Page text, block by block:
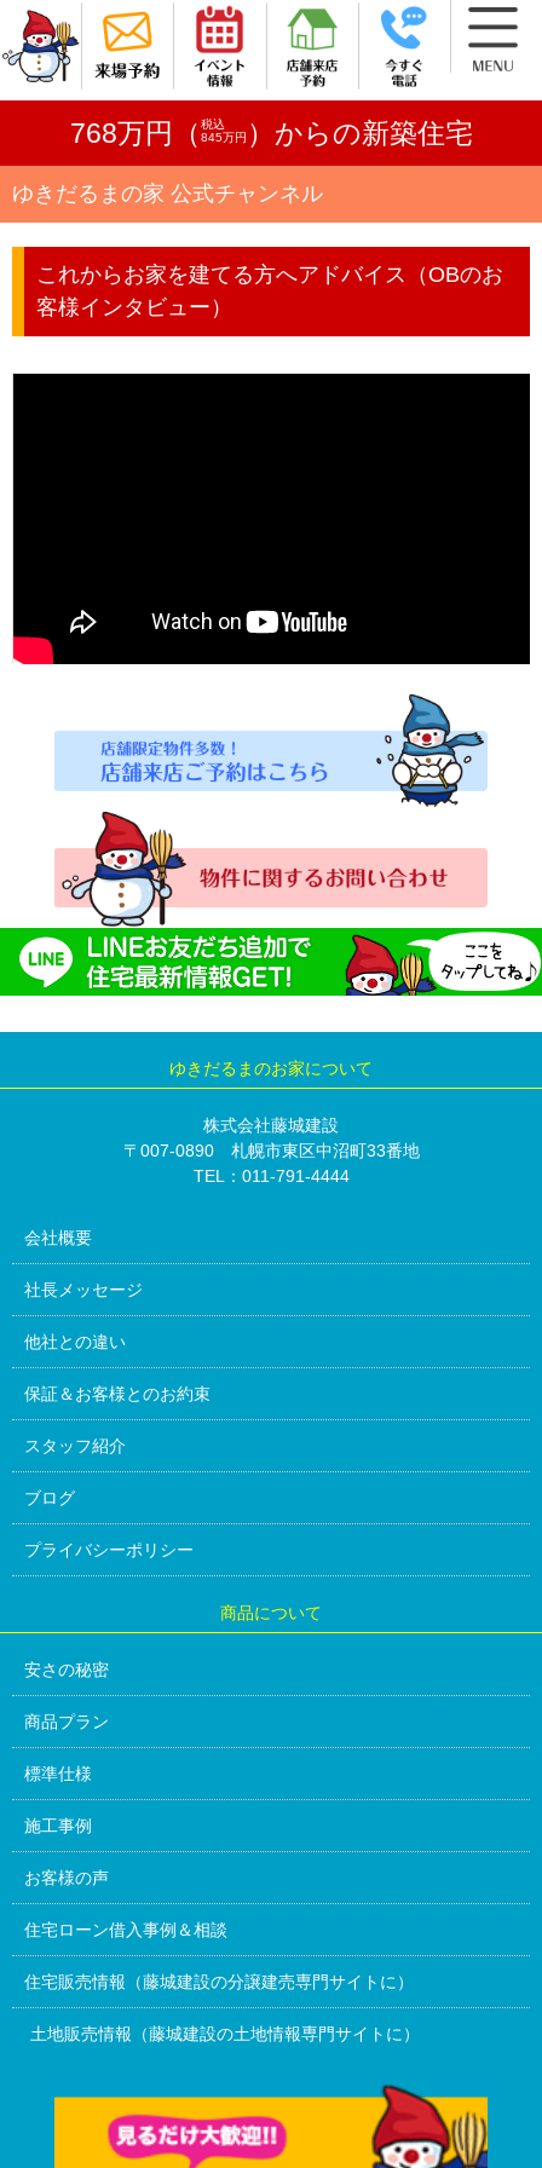
768万円（ 税込
845万円 ）からの新築住宅
ゆきだるまの家 公式チャンネル
これからお家を建てる方へアドバイス（OBのお
客様インタビュー）
ゆきだるまのお家について
株式会社藤城建設
〒007-0890 札幌市東区中沼町33番地
TEL：011-791-4444
会社概要
社長メッセージ
他社との違い
保証＆お客様とのお約束
スタッフ紹介
ブログ
プライバシーポリシー
商品について
安さの秘密
商品プラン
標準仕様
施工事例
お客様の声
住宅ローン借入事例＆相談
住宅販売情報（藤城建設の分譲建売専門サイトに）
土地販売情報（藤城建設の土地情報専門サイトに）